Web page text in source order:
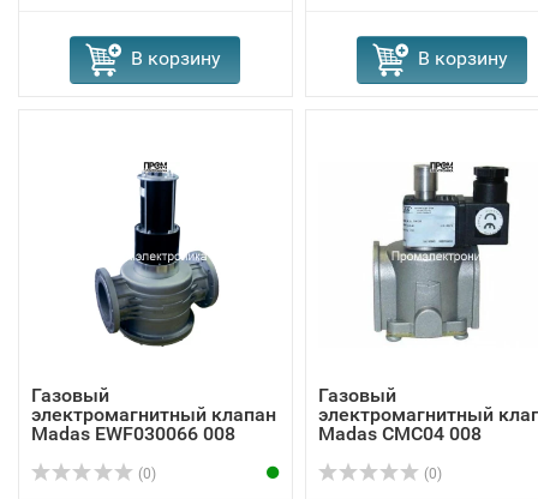
В корзину В корзину
Газовый
электромагнитный клапан
Madas EWF030066 008
(0)
Газовый
электромагнитный
Madas СMC04 008
(0)